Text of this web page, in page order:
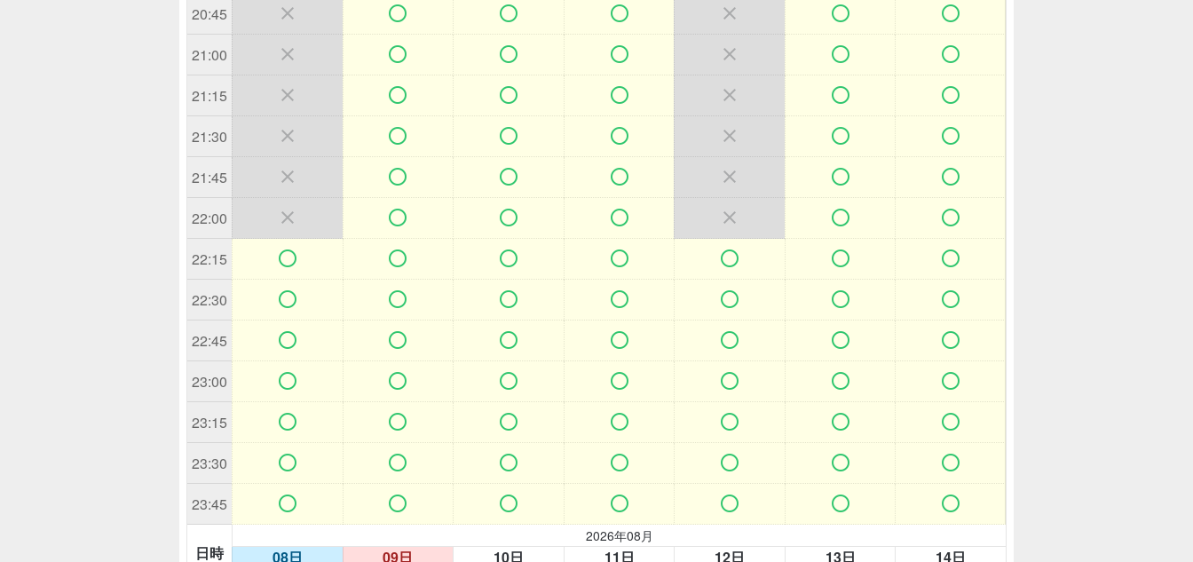
20:45       
21:00       
21:15       
21:30       
21:45       
22:00       
22:15       
22:30       
22:45       
23:00       
23:15       
23:30       
23:45       
日時
2026年08月
08日 09日 10日 11日 12日 13日 14日